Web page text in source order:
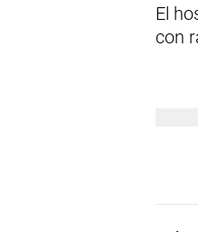
El
con